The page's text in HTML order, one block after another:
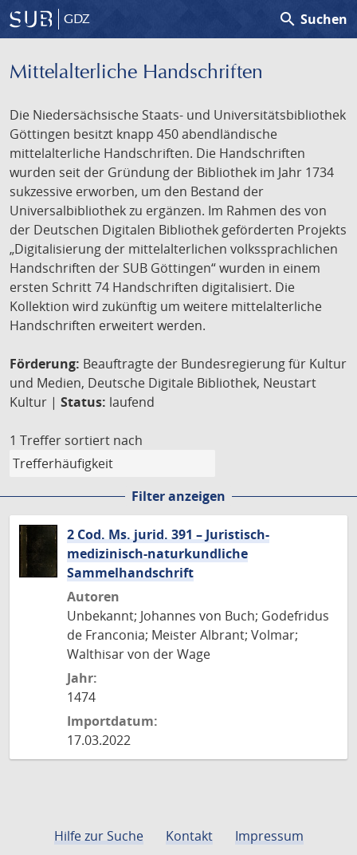
GDZ search Suchen
Mittelalterliche Handschriften
Die Niedersächsische Staats- und Universitätsbibliothek
Göttingen besitzt knapp 450 abendländische
mittelalterliche Handschriften. Die Handschriften
wurden seit der Gründung der Bibliothek im Jahr 1734
sukzessive erworben, um den Bestand der
Universalbibliothek zu ergänzen. Im Rahmen des von
der Deutschen Digitalen Bibliothek geförderten Projekts
„Digitalisierung der mittelalterlichen volkssprachlichen
Handschriften der SUB Göttingen“ wurden in einem
ersten Schritt 74 Handschriften digitalisiert. Die
Kollektion wird zukünftig um weitere mittelalterliche
Handschriften erweitert werden.
Förderung: Beauftragte der Bundesregierung für Kultur
und Medien, Deutsche Digitale Bibliothek, Neustart
Kultur | Status: laufend
1 Treffer sortiert nach
Filter anzeigen
2 Cod. Ms. jurid. 391 – Juristisch-
medizinisch-naturkundliche
Sammelhandschrift
Autoren
Unbekannt; Johannes von Buch; Godefridus
de Franconia; Meister Albrant; Volmar;
Walthisar von der Wage
Jahr:
1474
Importdatum:
17.03.2022
Hilfe zur Suche Kontakt
Impressum